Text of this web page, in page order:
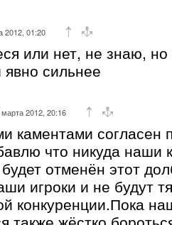
2012, 01:20
или нет, не знаю,
явно сильнее
2012, 20:16
каментами согласен
что никуда наши
отменён этот
игроки и не будут
конкуренции.Пока